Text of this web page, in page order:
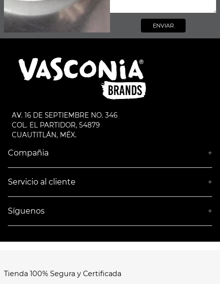
ENVIAR
AV. 16 DE SEPTIEMBRE NO. 346
COL. EL PARTIDOR, 54879
CUAUTITLÁN, MÉX.
Compañia +
Empresa socialmente responsable
Servicio al cliente +
Aviso de privacidad
Síguenos +
Tienda 100% Segura y Certificada